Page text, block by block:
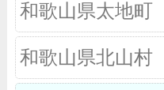
和歌山県太地町
和歌山県北山村